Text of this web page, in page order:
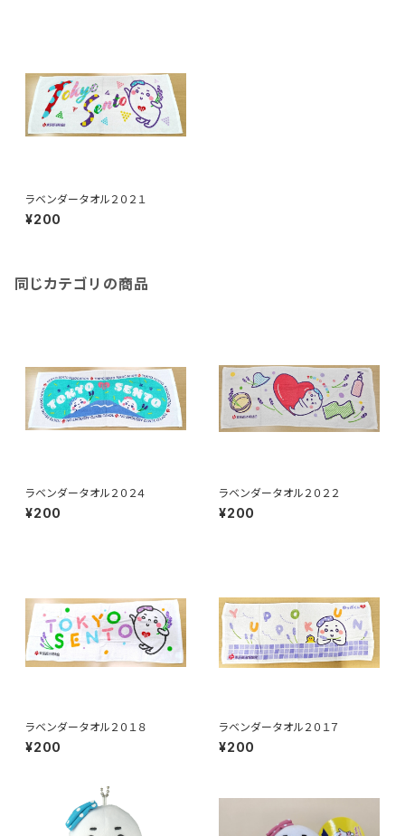
ラベンダータオル２０２１
¥200
同じカテゴリの商品
ラベンダータオル２０２４
¥200
ラベンダータオル２０２２
¥200
ラベンダータオル２０１８
¥200
ラベンダータオル２０１７
¥200